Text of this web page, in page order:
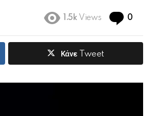
1.5k Views 0
Κάνε Tweet